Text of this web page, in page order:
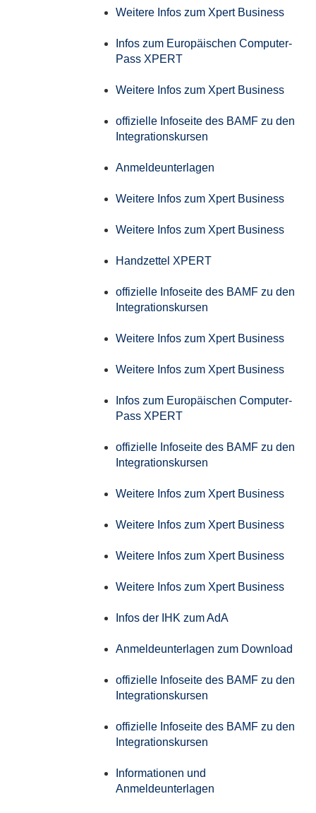
Weitere Infos zum Xpert Business
Infos zum Europäischen Computer-
Pass XPERT
Weitere Infos zum Xpert Business
offizielle Infoseite des BAMF zu den
Integrationskursen
Anmeldeunterlagen
Weitere Infos zum Xpert Business
Weitere Infos zum Xpert Business
Handzettel XPERT
offizielle Infoseite des BAMF zu den
Integrationskursen
Weitere Infos zum Xpert Business
Weitere Infos zum Xpert Business
Infos zum Europäischen Computer-
Pass XPERT
offizielle Infoseite des BAMF zu den
Integrationskursen
Weitere Infos zum Xpert Business
Weitere Infos zum Xpert Business
Weitere Infos zum Xpert Business
Weitere Infos zum Xpert Business
Infos der IHK zum AdA
Anmeldeunterlagen zum Download
offizielle Infoseite des BAMF zu den
Integrationskursen
offizielle Infoseite des BAMF zu den
Integrationskursen
Informationen und
Anmeldeunterlagen